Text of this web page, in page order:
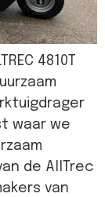
4810T
waar we
de AllTrec
van